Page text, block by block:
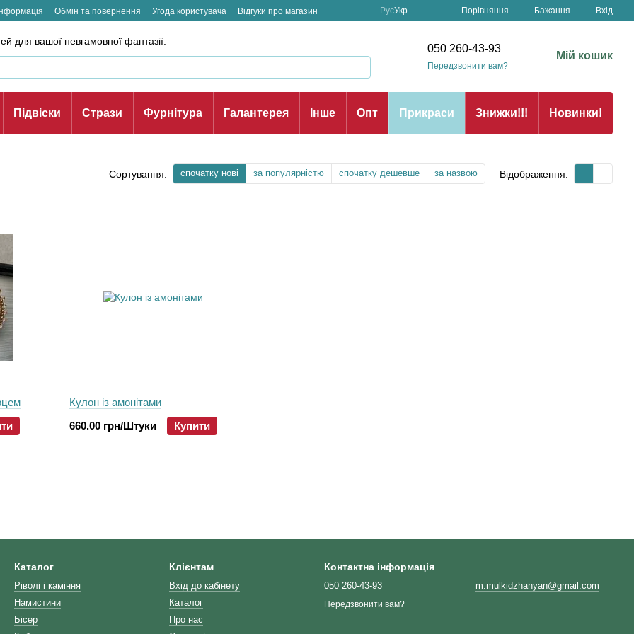
Обмін та повернення Угода користувача Відгуки про магазин РусУкр Порівняння Бажання Вхід
для вашої невгамовної фантазії.
050 260-43-93
Передзвонити вам?
Мій кошик
Підвіски Стрази Фурнітура Галантерея Інше Опт Прикраси Знижки!!! Новинки!
Сортування: спочатку нові за популярністю спочатку дешевше за назвою Відображення:
Кулон із амонітами
660.00 грн/Штуки
Купити
Каталог
Ріволі і каміння
Намистини
Бісер
Клієнтам
Вхід до кабінету
Каталог
Про нас
Контактна інформація
050 260-43-93
Передзвонити вам?
m.mulkidzhanyan@gmail.com